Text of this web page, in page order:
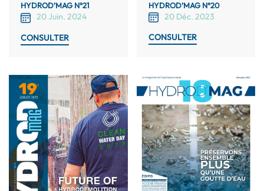
HYDROD’MAG N°21
20 Juin. 2024
CONSULTER
HYDROD’MAG N°20
20 Déc. 2023
CONSULTER